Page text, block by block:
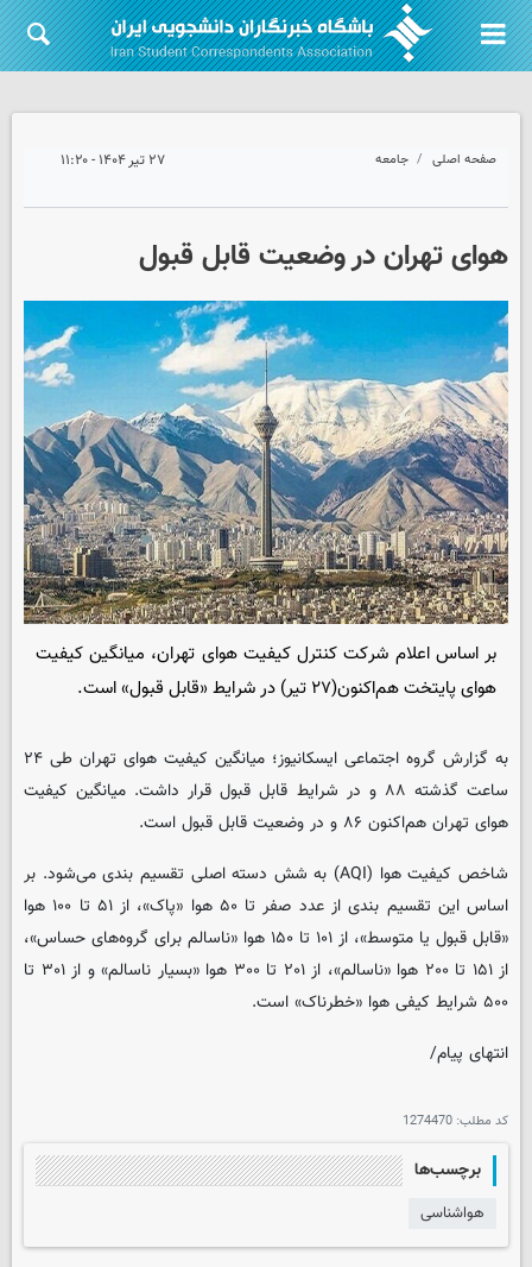
صفحه اصلی جامعه ۲۷ تیر ۱۴۰۴ - ۱۱:۲۰
هوای تهران در وضعیت قابل قبول
بر اساس اعلام شرکت کنترل کیفیت هوای تهران، میانگین کیفیت
هوای پایتخت هم‌اکنون(۲۷ تیر) در شرایط «قابل قبول» است.
به گزارش گروه اجتماعی ایسکانیوز
؛ میانگین کیفیت هوای تهران طی ۲۴
ساعت گذشته ۸۸ و در شرایط قابل‌ قبول قرار داشت. میانگین کیفیت
هوای تهران هم‌اکنون ۸۶ و در وضعیت قابل قبول است.
شاخص کیفیت هوا (AQI) به شش دسته اصلی تقسیم ‌بندی می‌شود. بر
اساس این تقسیم ‌بندی از عدد صفر تا ۵۰ هوا «پاک»، از ۵۱ تا ۱۰۰ هوا
«قابل قبول یا متوسط»، از ۱۰۱ تا ۱۵۰ هوا «ناسالم برای گروه‌های حساس»،
از ۱۵۱ تا ۲۰۰ هوا «ناسالم»، از ۲۰۱ تا ۳۰۰ هوا «بسیار ناسالم» و از ۳۰۱ تا
۵۰۰ شرایط کیفی هوا «خطرناک» است.
انتهای پیام/
کد مطلب: 1274470
برچسب‌ها
هواشناسی